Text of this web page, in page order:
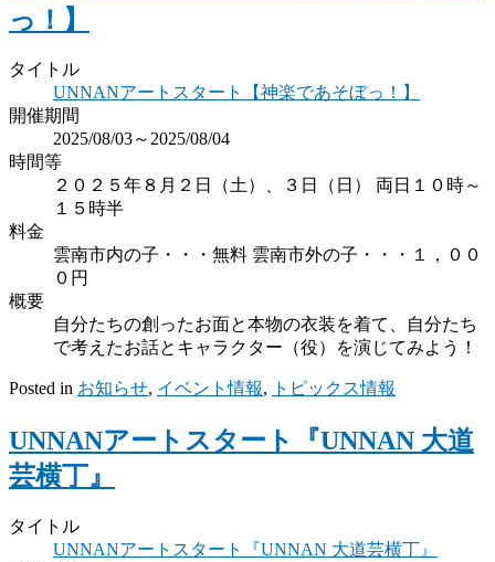
っ！】
タイトル
UNNANアートスタート【神楽であそぼっ！】
開催期間
2025/08/03～2025/08/04
時間等
２０２５年８月２日（土）、３日（日） 両日１０時～
１５時半
料金
雲南市内の子・・・無料 雲南市外の子・・・１，００
０円
概要
自分たちの創ったお面と本物の衣装を着て、自分たち
で考えたお話とキャラクター（役）を演じてみよう！
Posted in お知らせ, イベント情報, トピックス情報
UNNANアートスタート『UNNAN 大道
芸横丁』
タイトル
UNNANアートスタート『UNNAN 大道芸横丁』